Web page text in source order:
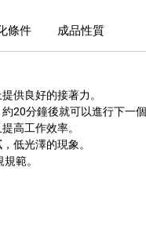
條件 成品性質
供良好的接著力。
20分鐘後就可以進行下一
高工作效率。
低光澤的現象。
範。